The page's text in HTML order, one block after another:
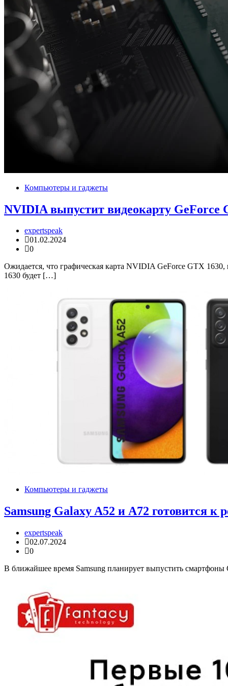
Компьютеры и гаджеты
NVIDIA выпустит видеокарту GeForce
expertspeak
01.02.2024
0
Ожидается, что графическая карта NVIDIA GeForce GTX
1630 будет […]
Компьютеры и гаджеты
Samsung Galaxy A52 и A72 готовится к
expertspeak
02.07.2024
0
В ближайшее время Samsung планирует выпустить